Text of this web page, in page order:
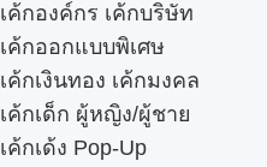
เค้กองค์กร เค้กบริษัท
เค้กออกแบบพิเศษ
เค้กเงินทอง เค้กมงคล
เค้กเด็ก ผู้หญิง/ผู้ชาย
เค้กเด้ง Pop-Up